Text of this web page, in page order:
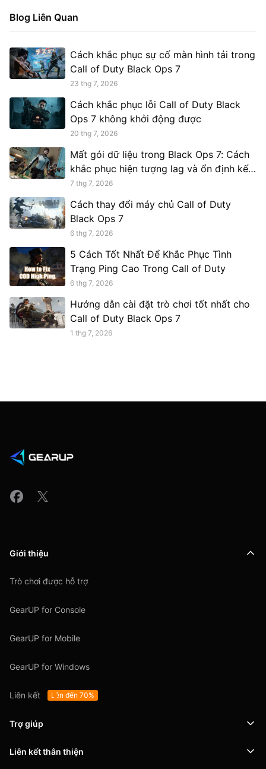
Blog Liên Quan
Cách khắc phục sự cố màn hình tải trong
Call of Duty Black Ops 7
23 thg 7, 2026
Cách khắc phục lỗi Call of Duty Black
Ops 7 không khởi động được
20 thg 7, 2026
Mất gói dữ liệu trong Black Ops 7: Cách
khắc phục hiện tượng lag và ổn định kết
nối của bạn
7 thg 7, 2026
Cách thay đổi máy chủ Call of Duty
Black Ops 7
6 thg 7, 2026
5 Cách Tốt Nhất Để Khắc Phục Tình
Trạng Ping Cao Trong Call of Duty
6 thg 7, 2026
Hướng dẫn cài đặt trò chơi tốt nhất cho
Call of Duty Black Ops 7
1 thg 7, 2026
Giới thiệu
Trò chơi được hỗ trợ
GearUP for Console
GearUP for Mobile
GearUP for Windows
Liên kết Lên đến 70%
Trợ giúp
Hỗ trợ
Liên kết thân thiện